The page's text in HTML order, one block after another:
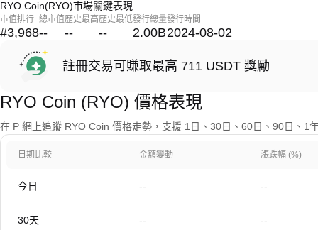
RYO Coin(RYO)市場關鍵表現
市值排行
#3,968
總市值
--
歷史最高
--
歷史最低
--
發行總量
2.00B
發行時間
2024-08-02
註冊交易可賺取最高 711 USDT 獎勵
RYO Coin (RYO) 價格表現
在 P 網上追蹤 RYO Coin 價格走勢，支援 1日、30日、60日、90日、1
日期比較 金額變動 漲跌幅 (%)
今日 -- --
30天 -- --